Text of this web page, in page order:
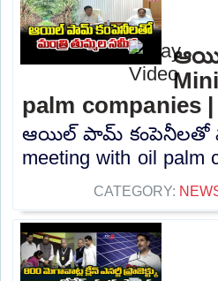
palm companies
ఆయిల్ పామ్ కంపెనీలతో
meeting with oil palm
CATEGORY: